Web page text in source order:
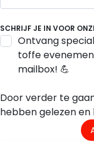
SCHRIJF JE IN VOOR
Ontvang
toffe
mailbox! 💪
Door verder te
hebben gelezen en